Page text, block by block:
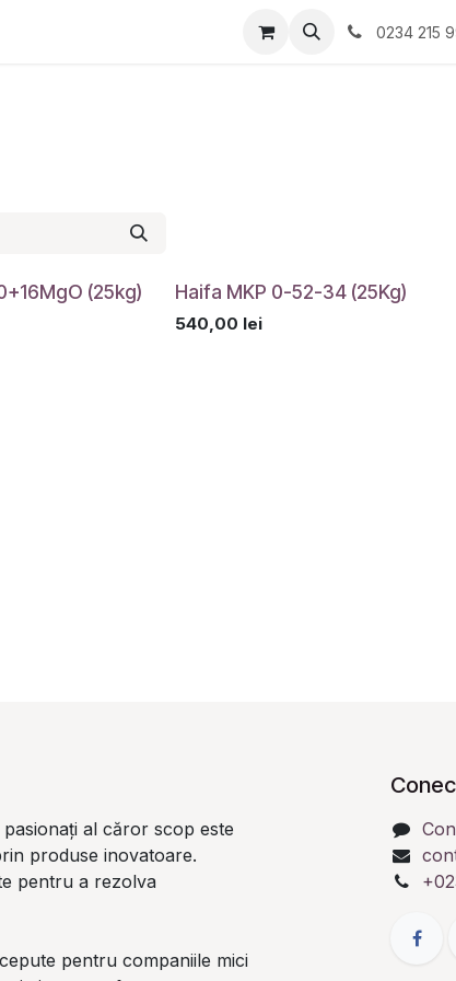
0234 215
(25kg) Haifa MKP 0-52-34 (25Kg)
540,00 lei
al căror scop este
produse inovatoare.
pentru a rezolva
pentru companiile mici